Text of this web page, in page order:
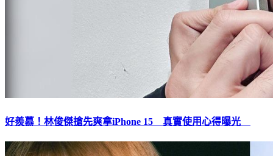
好羨慕！林俊傑搶先爽拿iPhone 15 真實使用心得曝光